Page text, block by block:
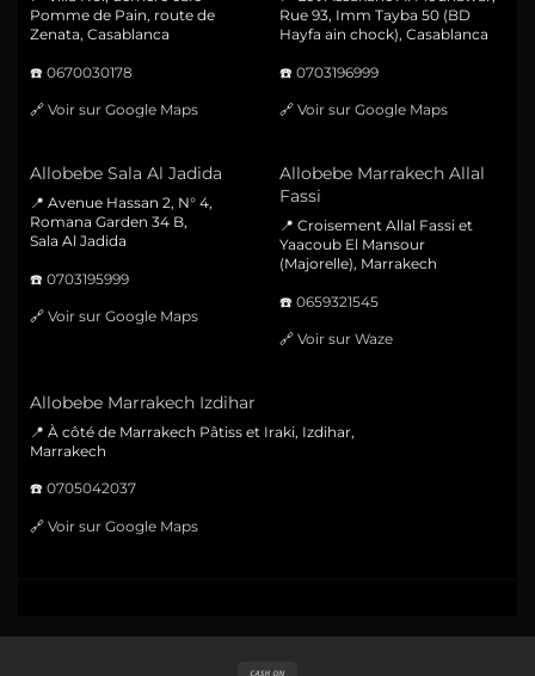
Pomme de Pain, route de
Zenata, Casablanca
☎️ 0670030178
🔗 Voir sur Google Maps
Rue 93, Imm Tayba 50 (BD
Hayfa ain chock), Casablanca
☎️ 0703196999
🔗 Voir sur Google Maps
Allobebe Sala Al Jadida
📍 Avenue Hassan 2, N° 4,
Romana Garden 34 B,
Sala Al Jadida
☎️ 0703195999
🔗 Voir sur Google Maps
Allobebe Marrakech Allal
Fassi
📍 Croisement Allal Fassi et
Yaacoub El Mansour
(Majorelle), Marrakech
☎️ 0659321545
🔗 Voir sur Waze
Allobebe Marrakech Izdihar
📍 À côté de Marrakech Pâtiss et Iraki, Izdihar,
Marrakech
☎️ 0705042037
🔗 Voir sur Google Maps